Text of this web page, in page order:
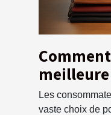
votre
Les
vaste choix de